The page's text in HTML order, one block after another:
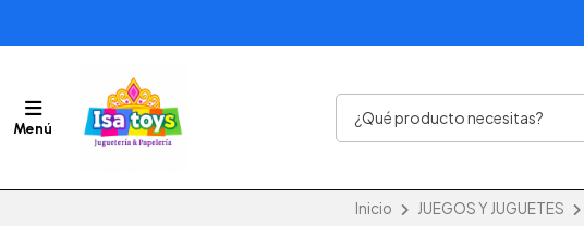
Menú
Inicio JUEGOS Y JUGUETES